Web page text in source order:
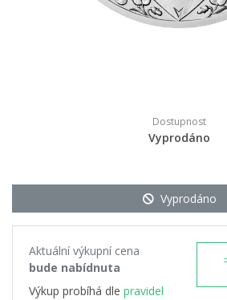
Dostupnost
Vyprodáno
Vyprodáno
Aktuální výkupní cena
bude nabídnuta
Výkup probíhá dle pravidel